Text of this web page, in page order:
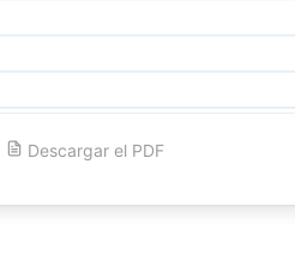
Descargar el PDF